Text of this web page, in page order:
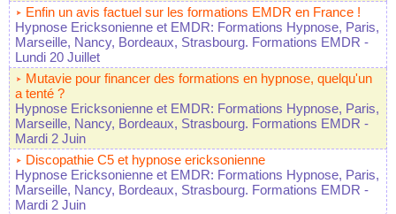
Enfin un avis factuel sur les formations EMDR en France !
Hypnose Ericksonienne et EMDR: Formations Hypnose, Paris,
Marseille, Nancy, Bordeaux, Strasbourg. Formations EMDR -
Lundi 20 Juillet
Mutavie pour financer des formations en hypnose, quelqu'un
a tenté ?
Hypnose Ericksonienne et EMDR: Formations Hypnose, Paris,
Marseille, Nancy, Bordeaux, Strasbourg. Formations EMDR -
Mardi 2 Juin
Discopathie C5 et hypnose ericksonienne
Hypnose Ericksonienne et EMDR: Formations Hypnose, Paris,
Marseille, Nancy, Bordeaux, Strasbourg. Formations EMDR -
Mardi 2 Juin